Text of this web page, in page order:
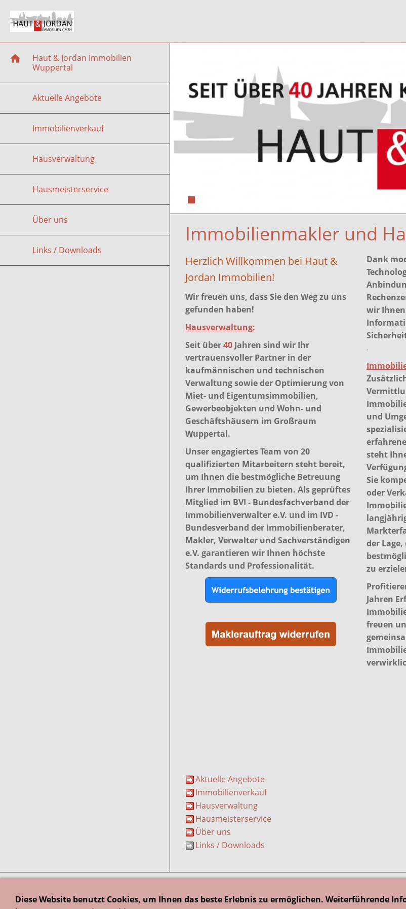
Haut & Jordan Immobilien
Wuppertal
Aktuelle Angebote
Immobilienverkauf
Hausverwaltung
Hausmeisterservice
Über uns
Links / Downloads
Immobilienmakler und
Herzlich Willkommen bei Haut &
Jordan Immobilien!
Wir freuen uns, dass Sie den Weg zu uns
gefunden haben!
Hausverwaltung:
Seit über40 Jahren sind wir Ihr
vertrauensvoller Partner in der
kaufmännischen und technischen
Verwaltung sowie der Optimierung von
Miet- und Eigentumsimmobilien,
Gewerbeobjekten und Wohn- und
Geschäftshäusern im Großraum
Wuppertal.
Unser engagiertes Team von 20
qualifizierten Mitarbeitern steht bereit,
um Ihnen die bestmögliche Betreuung
Ihrer Immobilien zu bieten. Als geprüftes
Mitglied im BVI - Bundesfachverband der
Immobilienverwalter e.V. und im IVD -
Bundesverband der Immobilienberater,
Makler, Verwalter und Sachverständigen
e.V. garantieren wir Ihnen höchste
Standards und Professionalität.
Dank
wir
-
und
steht
Sie
oder
der Lage,
zu
Jahren
freuen
Aktuelle Angebote
Immobilienverkauf
Hausverwaltung
Hausmeisterservice
Über uns
Links / Downloads
Kontakt Impressum Datenschutz Widerrufsbelehrung
Diese Website benutzt Cookies, um Ihnen das beste Erlebnis zu ermöglichen. Weiterführende